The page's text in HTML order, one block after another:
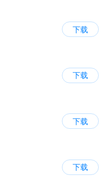
下载
下载
下载
下载